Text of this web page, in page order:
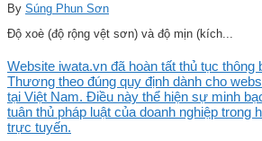
By Súng Phun Sơn
Độ xoè (độ rộng vệt sơn) và độ mịn (kích...
Website iwata.vn đã hoàn tất thủ tục thông
Thương theo đúng quy định dành cho
tại Việt Nam. Điều này thể hiện sự minh
tuân thủ pháp luật của doanh nghiệp trong
trực tuyến.